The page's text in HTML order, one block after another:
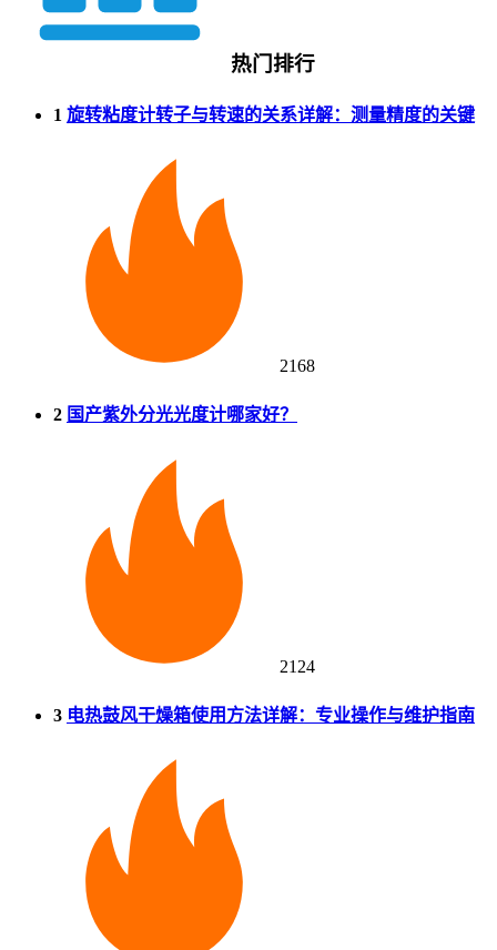
热门排行
1 旋转粘度计转子与转速的关系详解：测量精度的关键
2168
2 国产紫外分光光度计哪家好？
2124
3 电热鼓风干燥箱使用方法详解：专业操作与维护指南